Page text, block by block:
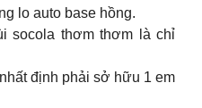
lo auto base hồng.
socola thơm thơm là chỉ
định phải sở hữu 1 em